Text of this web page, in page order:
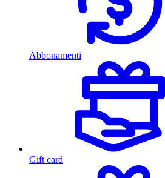
Abbonamenti
Gift card